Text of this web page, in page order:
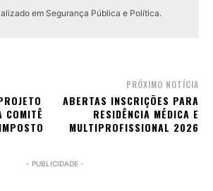
em Segurança Pública e Política.
COMITÊ
PRÓXIMO NOTÍCIA
ABERTAS INSCRIÇÕES PARA
RESIDÊNCIA MÉDICA E
MULTIPROFISSIONAL 2026
- PUBLICIDADE -